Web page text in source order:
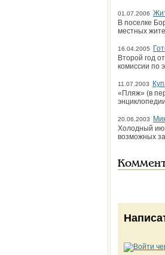
01.07.2006
В поселке
местных
16.04.2005
Второй год
комиссии по
11.07.2003
«Пляж» (в
20.06.2003
Холодный
возможных